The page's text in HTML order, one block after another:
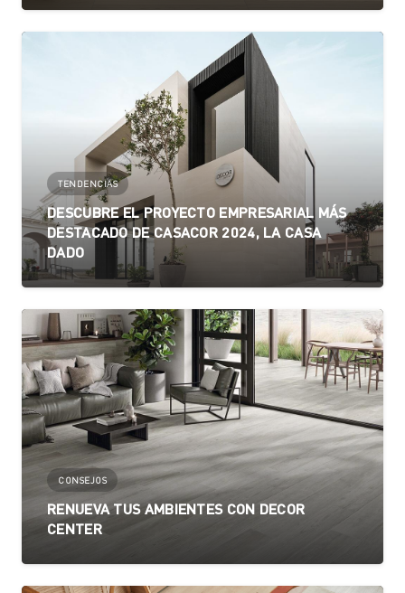
TENDENCIAS
DESCUBRE EL PROYECTO EMPRESARIAL MÁS
DESTACADO DE CASACOR 2024, LA CASA
DADO
CONSEJOS
RENUEVA TUS AMBIENTES CON DECOR
CENTER